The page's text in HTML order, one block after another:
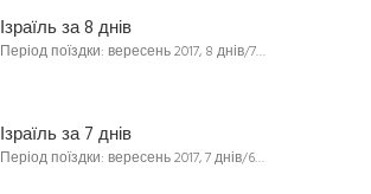
Ізраїль за 8 днів
Період поїздки: вересень 2017, 8 днів/7…
Ізраїль за 7 днів
Період поїздки: вересень 2017, 7 днів/6…